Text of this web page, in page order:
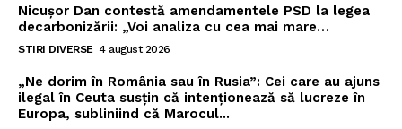
Nicușor Dan contestă amendamentele PSD la legea
decarbonizării: „Voi analiza cu cea mai mare…
STIRI DIVERSE 4 august 2026
„Ne dorim în România sau în Rusia”: Cei care au ajuns
ilegal în Ceuta susțin că intenționează să lucreze în
Europa, subliniind că Marocul...